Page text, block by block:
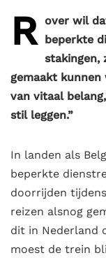
R over wil
beperkte
stakingen,
gemaakt
van vitaal
stil leggen.”
In landen als
beperkte
doorrijden
reizen alsnog
dit in Nederland
moest de trein